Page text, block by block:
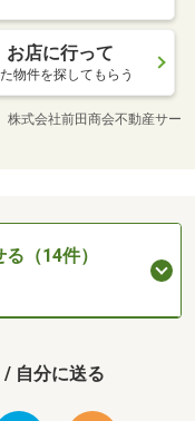
お店に行って
物件を探してもらう
式会社前田商会不動産サー
（14件）
自分に送る